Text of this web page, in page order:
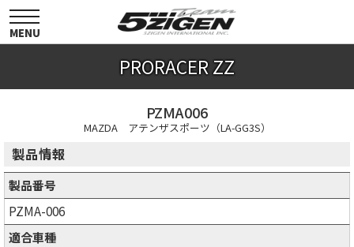
toggle
navigation
MENU
PRORACER ZZ
PZMA006
MAZDA アテンザスポーツ（LA-GG3S）
製品情報
製品番号
PZMA-006
適合車種